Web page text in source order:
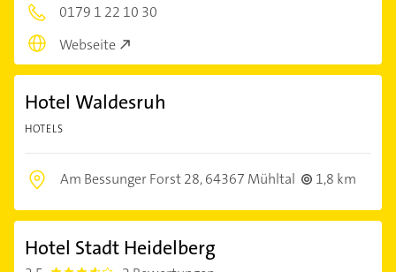
0179 1 22 10 30
Webseite
Hotel Waldesruh
HOTELS
Am Bessunger Forst 28,64367 Mühltal 1,8 km
Hotel Stadt Heidelberg